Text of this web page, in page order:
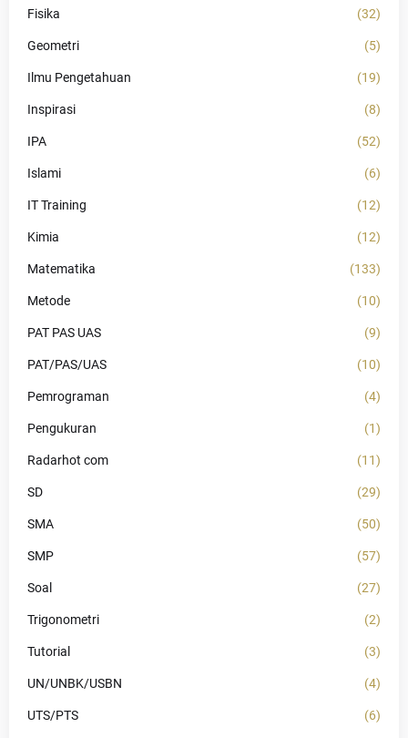
Fisika (32)
Geometri (5)
Ilmu Pengetahuan (19)
Inspirasi (8)
IPA (52)
Islami (6)
IT Training (12)
Kimia (12)
Matematika (133)
Metode (10)
PAT PAS UAS (9)
PAT/PAS/UAS (10)
Pemrograman (4)
Pengukuran (1)
Radarhot com (11)
SD (29)
SMA (50)
SMP (57)
Soal (27)
Trigonometri (2)
Tutorial (3)
UN/UNBK/USBN (4)
UTS/PTS (6)